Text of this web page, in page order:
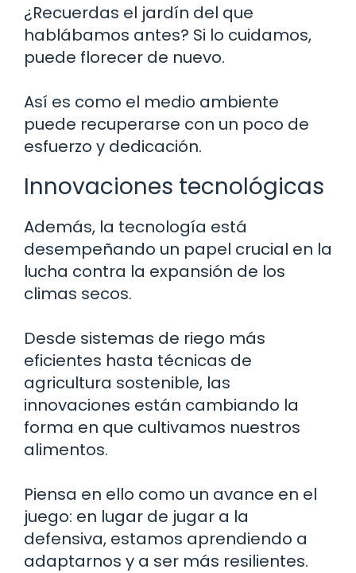
¿Recuerdas el jardín del que
hablábamos antes? Si lo cuidamos,
puede florecer de nuevo.
Así es como el medio ambiente
puede recuperarse con un poco de
esfuerzo y dedicación.
Innovaciones tecnológicas
Además, la tecnología está
desempeñando un papel crucial en la
lucha contra la expansión de los
climas secos.
Desde sistemas de riego más
eficientes hasta técnicas de
agricultura sostenible, las
innovaciones están cambiando la
forma en que cultivamos nuestros
alimentos.
Piensa en ello como un avance en el
juego: en lugar de jugar a la
defensiva, estamos aprendiendo a
adaptarnos y a ser más resilientes.